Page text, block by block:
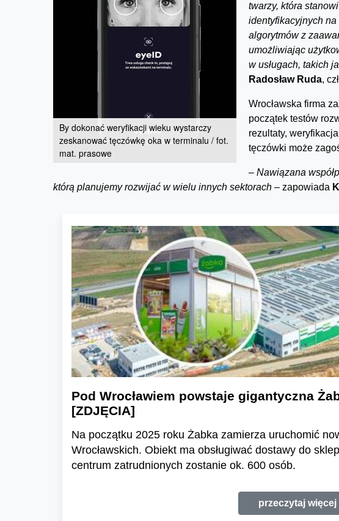
By dokonać weryfikacji wieku wystarczy
zeskanować tęczówkę oka w terminalu / fot.
mat. prasowe
twarzy, która
identyfikacyjnych na
algorytmów z
umożliwiając
w usługach, takich
Radosław Ruda,
Wrocławska firma
początek testów
rezultaty,
tęczówki może
– Nawiązana
którą planujemy rozwijać w wielu innych sektorach – zapowiada
Pod Wrocławiem powstaje gigantyczna
[ZDJĘCIA]
Na początku 2025 roku Żabka zamierza uruchomić
Wrocławskich. Obiekt ma obsługiwać dostawy do
centrum zatrudnionych zostanie ok. 600 osób.
przeczytaj więcej